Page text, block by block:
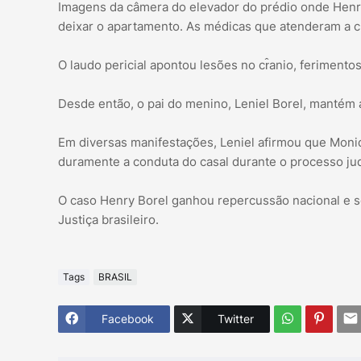
Imagens da câmera do elevador do prédio onde
deixar o apartamento. As médicas que atenderam
O laudo pericial apontou lesões no cr̂anio,
Desde então, o pai do menino, Leniel Borel,
Em diversas manifestações, Leniel afirmou que
duramente a conduta do casal durante o processo
O caso Henry Borel ganhou repercussão nacional
Justiça brasileiro.
Tags BRASIL
Facebook Twitter